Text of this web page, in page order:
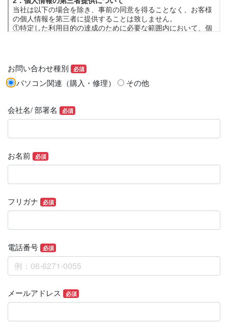
お問い合わせ種別 必須
パソコン関連（購入・修理） その他
会社名/ 部署名 必須
お名前 必須
フリガナ 必須
電話番号 必須
メールアドレス 必須